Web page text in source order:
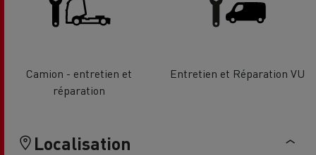
Camion - entretien et
réparation
Entretien et Réparation VU
Localisation